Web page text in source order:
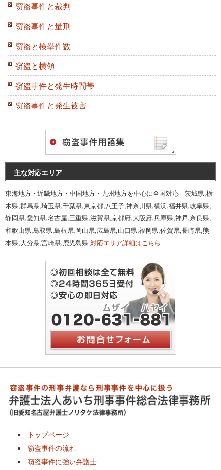
窃盗事件と裁判
窃盗事件と量刑
窃盗と検挙件数
窃盗と横領
窃盗事件と発生時間帯
窃盗事件と発生被害
主な対応エリア
東海地方・近畿地方・中国地方・九州地方を中心に全国対応 茨城県,栃
木県,群馬県,埼玉県,千葉県,東京都,八王子,神奈川県,横浜,福井県,岐阜県,
静岡県,愛知県,名古屋,三重県,滋賀県,京都府,大阪府,兵庫県,神戸,奈良県,
和歌山県,鳥取県,島根県,岡山県,広島県,山口県,福岡県,佐賀県,長崎県,熊
本県,大分県,宮崎県,鹿児島県対応エリア詳細はこちら
トップページ
窃盗事件の流れ
窃盗事件に強い弁護士